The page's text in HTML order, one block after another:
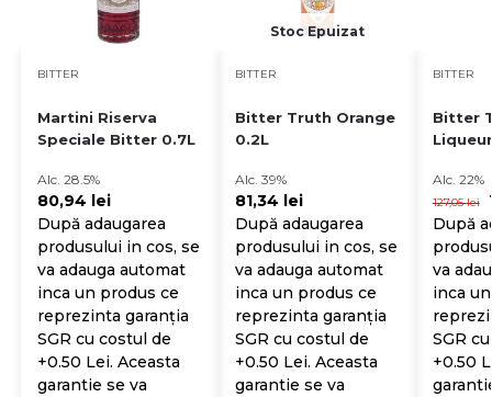
BITTER
Martini Riserva
Speciale Bitter 0.7L
Alc. 28.5%
80,94 lei
După adaugarea
produsului in cos, se
va adauga automat
inca un produs ce
reprezinta garanția
SGR cu costul de
+0.50 Lei. Aceasta
garantie se va
Stoc Epuizat
BITTER
Bitter Truth Orange
0.2L
Alc. 39%
81,34 lei
După adaugarea
produsului in cos, se
va adauga automat
inca un produs ce
reprezinta garanția
SGR cu costul de
+0.50 Lei. Aceasta
garantie se va
BITTER
Bitter
Alc. 22%
127,05lei
După
va
inca
SGR
+0.50